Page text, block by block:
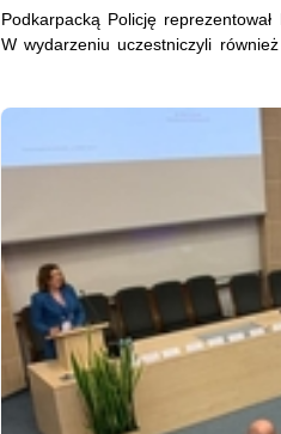
Podkarpacką Policję
W wydarzeniu uczestniczyli